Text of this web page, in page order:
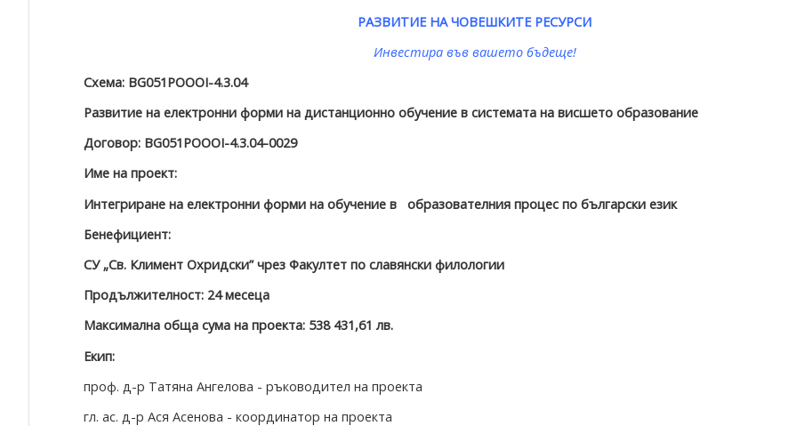
РАЗВИТИЕ НА ЧОВЕШКИТЕ РЕСУРСИ
Инвестира във вашето бъдеще!
Схема: BG051POOOI-4.3.04
Развитие на електронни форми на дистанционно обучение в системата на висшето образование
Договор: BG051POOOI-4.3.04-0029
Име на проект:
Интегриране на електронни форми на обучение в образователния процес по български език
Бенефициент:
СУ „Св. Климент Охридски” чрез Факултет по славянски филологии
Продължителност: 24 месеца
Максимална обща сума на проекта: 538 431,61 лв.
Екип:
проф. д-р Татяна Ангелова - ръководител на проекта
гл. ас. д-р Ася Асенова - координатор на проекта